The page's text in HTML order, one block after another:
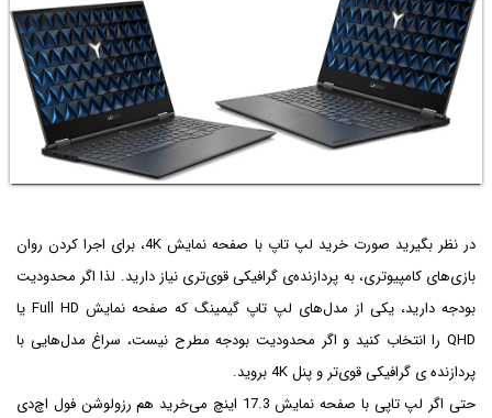
در نظر بگیرید صورت خرید لپ تاپ با صفحه نمایش 4K، برای اجرا کردن روان
بازی‌های کامپیوتری، به پردازنده‌ی گرافیکی قوی‌تری نیاز دارید. لذا اگر محدودیت
بودجه دارید، یکی از مدل‌های لپ تاپ گیمینگ که صفحه نمایش Full HD یا
QHD را انتخاب کنید و اگر محدودیت بودجه مطرح نیست، سراغ مدل‌هایی با
پردازنده ی گرافیکی قوی‌تر و پنل 4K بروید.
حتی اگر لپ تاپی با صفحه نمایش 17.3 اینچ می‌خرید هم رزولوشن فول اچ‌دی